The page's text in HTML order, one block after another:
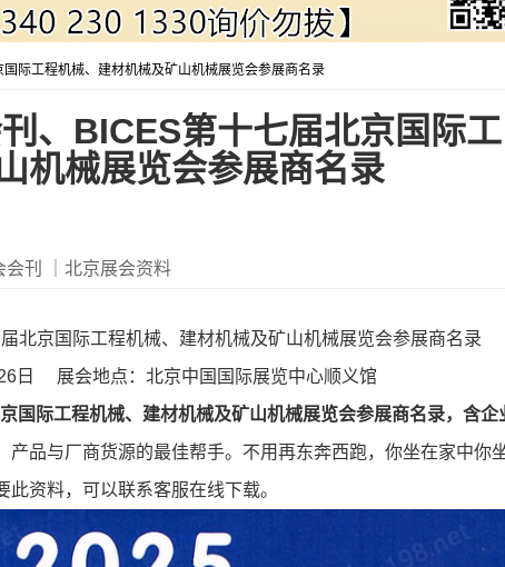
际工程机械、建材机械及矿山机械展览会参展商名录
、BICES第十七届北京国际工
机械展览会参展商名录
会刊 ｜北京展会资料
北京国际工程机械、建材机械及矿山机械展览会参展商名录
日 展会地点：北京中国国际展览中心顺义馆
国际工程机械、建材机械及矿山机械展览会参展商名录，含企
产品与厂商货源的最佳帮手。不用再东奔西跑，你坐在家中你
资料，可以联系客服在线下载。